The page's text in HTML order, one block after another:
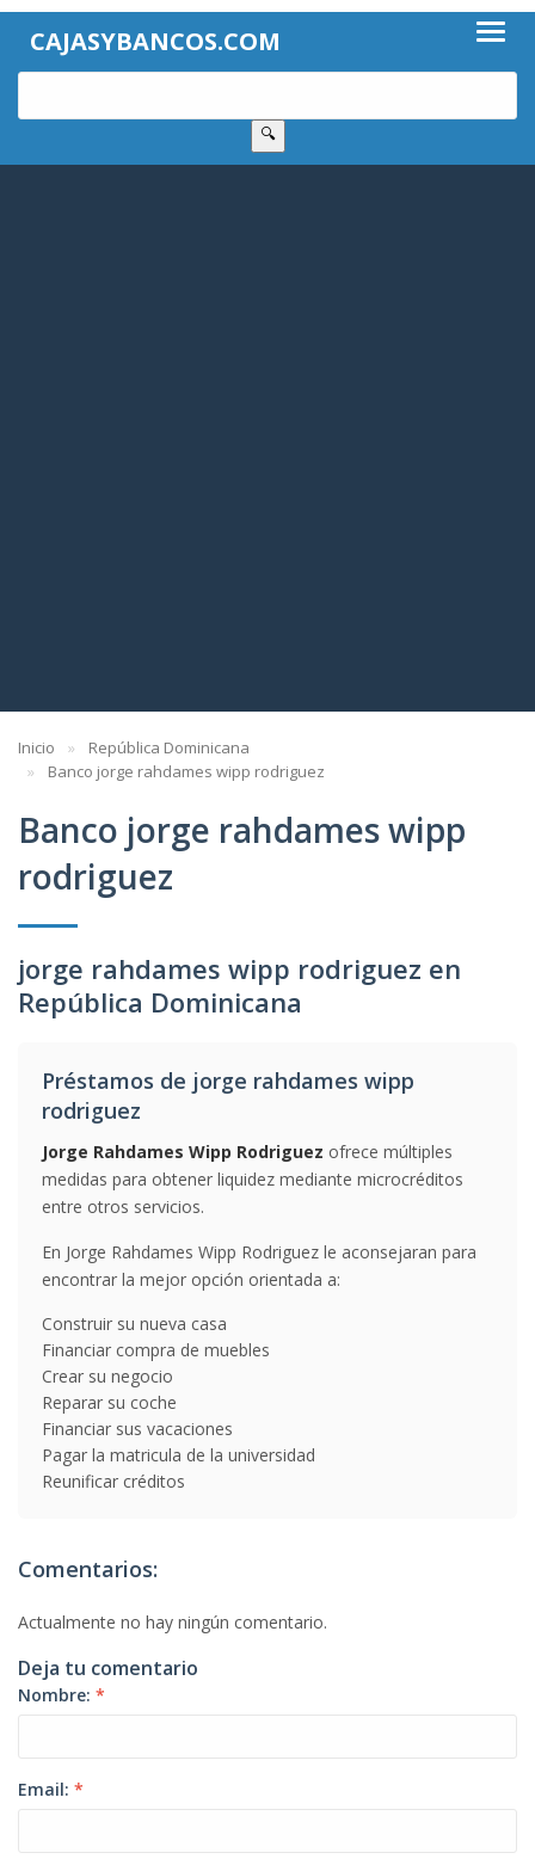
CAJASYBANCOS.COM
🔍
Inicio
República Dominicana
Banco jorge rahdames wipp rodriguez
Banco jorge rahdames wipp
rodriguez
jorge rahdames wipp rodriguez en
República Dominicana
Préstamos de jorge rahdames wipp
rodriguez
Jorge Rahdames Wipp Rodriguez ofrece múltiples
medidas para obtener liquidez mediante microcréditos
entre otros servicios.
En Jorge Rahdames Wipp Rodriguez le aconsejaran para
encontrar la mejor opción orientada a:
Construir su nueva casa
Financiar compra de muebles
Crear su negocio
Reparar su coche
Financiar sus vacaciones
Pagar la matricula de la universidad
Reunificar créditos
Comentarios:
Actualmente no hay ningún comentario.
Deja tu comentario
Nombre: *
Email: *